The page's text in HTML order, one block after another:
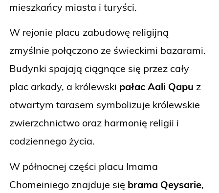
mieszkańcy miasta i turyści.
W rejonie placu zabudowę religijną
zmyślnie połączono ze świeckimi bazarami.
Budynki spajają ciągnące się przez cały
plac arkady, a królewski pałac Aali Qapu z
otwartym tarasem symbolizuje królewskie
zwierzchnictwo oraz harmonię religii i
codziennego życia.
W północnej części placu Imama
Chomeiniego znajduje się brama Qeysarie,